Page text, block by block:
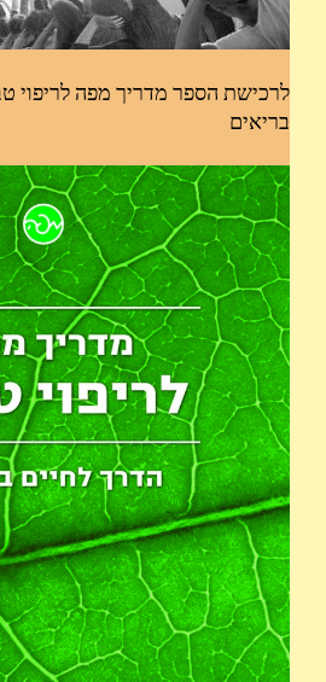
לרכישת הספר מדריך מפה לריפוי
בריאים